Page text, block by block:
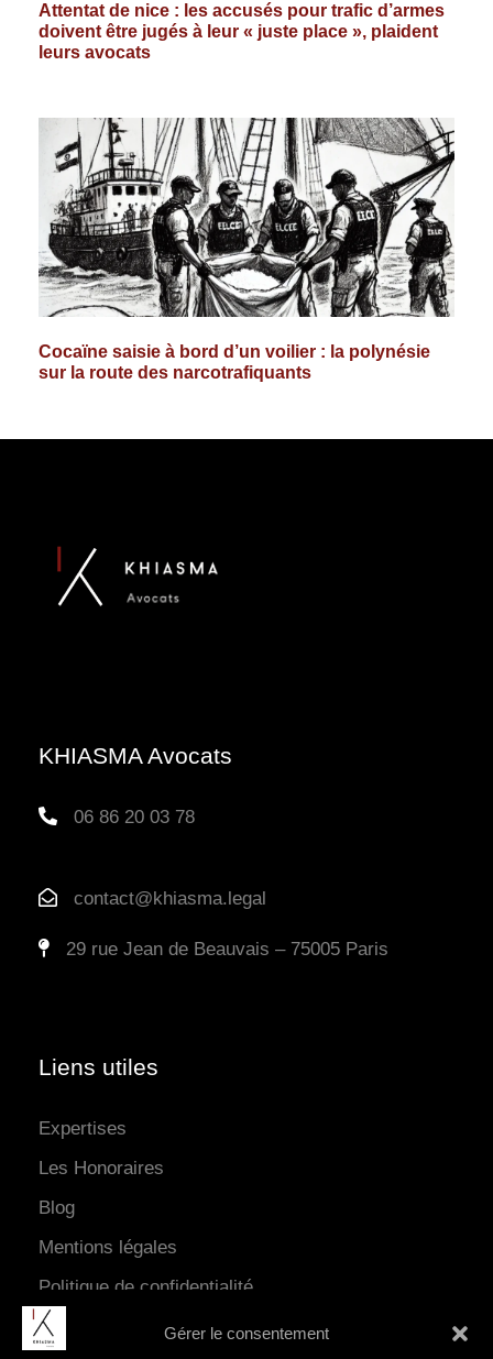
Gérer le consentement
Attentat de nice : les accusés pour trafic d’armes
doivent être jugés à leur « juste place », plaident
leurs avocats
Cocaïne saisie à bord d’un voilier : la polynésie
sur la route des narcotrafiquants
KHIASMA Avocats
06 86 20 03 78
contact@khiasma.legal
29 rue Jean de Beauvais – 75005 Paris
Liens utiles
Expertises
Les Honoraires
Blog
Mentions légales
Politique de confidentialité